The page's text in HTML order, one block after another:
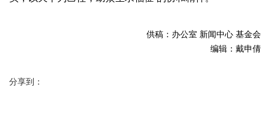
供稿：办公室 新闻中心 基金会
编辑：戴申倩
分享到：